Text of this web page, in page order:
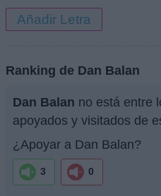
Añadir Letra
Ranking de Dan Balan
Dan Balan no está entre
apoyados y visitados de
¿Apoyar a Dan Balan?
3 0